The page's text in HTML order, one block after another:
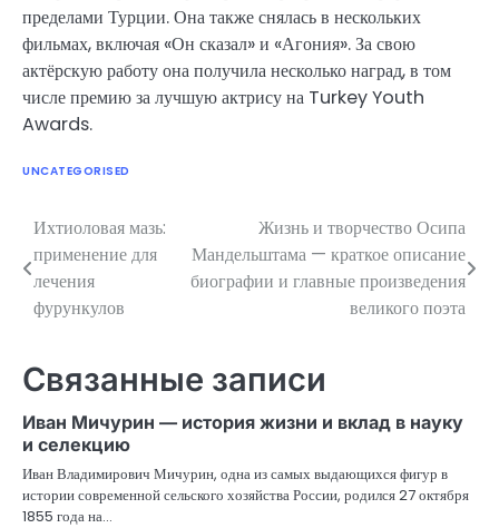
пределами Турции. Она также снялась в нескольких
фильмах, включая «Он сказал» и «Агония». За свою
актёрскую работу она получила несколько наград, в том
числе премию за лучшую актрису на Turkey Youth
Awards.
UNCATEGORISED
Навигация
по
записям
Ихтиоловая мазь:
применение для
лечения
фурункулов
Жизнь и творчество Осипа
Мандельштама — краткое описание
биографии и главные произведения
великого поэта
Связанные записи
Иван Мичурин — история жизни и вклад в науку
и селекцию
Иван Владимирович Мичурин, одна из самых выдающихся фигур в
истории современной сельского хозяйства России, родился 27 октября
1855 года на…